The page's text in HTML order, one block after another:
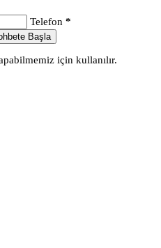
Telefon *
Başla
için kullanılır.